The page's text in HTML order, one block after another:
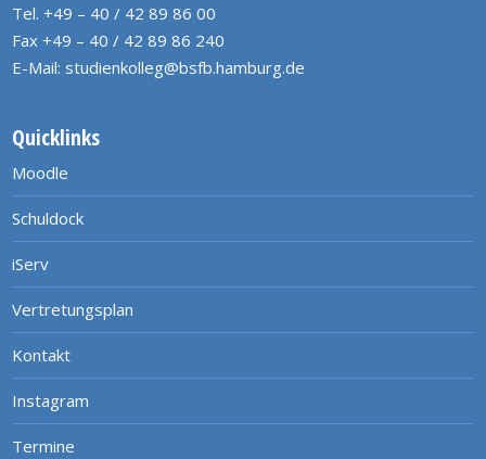
Tel. +49 – 40 / 42 89 86 00
Fax +49 – 40 / 42 89 86 240
E-Mail: studienkolleg@bsfb.hamburg.de
Quicklinks
Moodle
Schuldock
iServ
Vertretungsplan
Kontakt
Instagram
Termine